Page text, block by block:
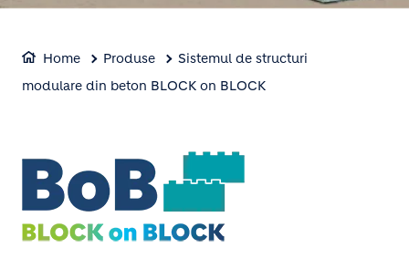
Home Produse
Sistemul de structuri
modulare din beton BLOCK on BLOCK